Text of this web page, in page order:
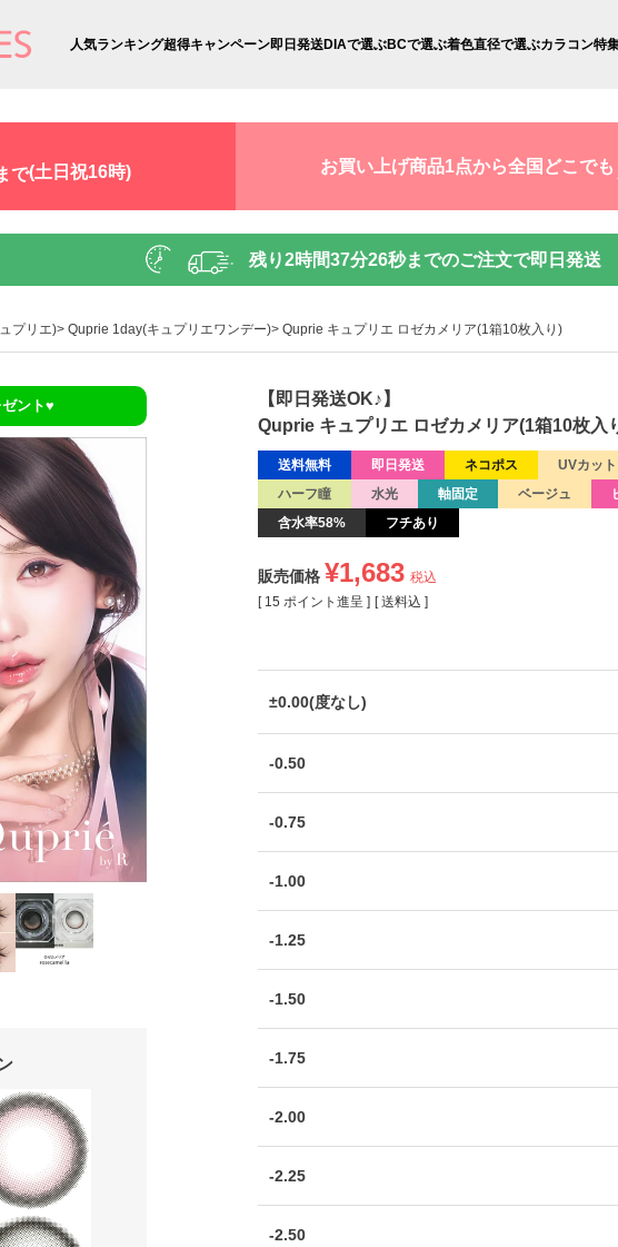
人気ランキング超得キャンペーン即日発送DIAで選ぶBCで選ぶ着色直径で選ぶカラコン特
で(土日祝16時) お買い上げ商品1点から全国どこでも
残り2時間37分25秒までのご注文で即日発送
プリエ) Quprie 1day(キュプリエワンデー) Quprie キュプリエ ロゼカメリア(1箱10枚入り)
ント♥
【即日発送OK♪】
Quprie キュプリエ ロゼカメリア(1箱10枚入
送料無料 即日発送 ネコポス
UVカット
ハーフ瞳
水光 軸固定 ベージュ
含水率58%
フチあり
販売価格 ¥1,683 税込
[ 15 ポイント進呈 ] 送料込
±0.00(度なし)
-0.50
-0.75
-1.00
-1.25
-1.50
-1.75
-2.00
-2.25
-2.50